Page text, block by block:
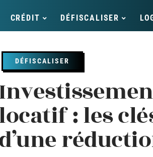
CRÉDIT DÉFISCALISER
DÉFISCALISER
: les